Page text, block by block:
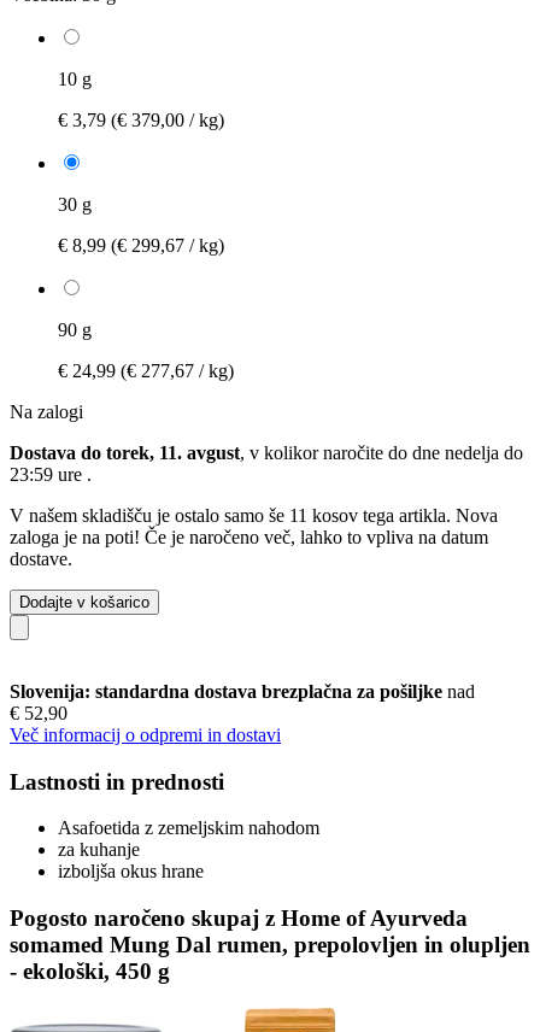
10 g
€ 3,79 (€ 379,00 / kg)
30 g
€ 8,99 (€ 299,67 / kg)
90 g
€ 24,99 (€ 277,67 / kg)
Na zalogi
Dostava do torek, 11. avgust, v kolikor naročite do dne nedelja do
23:59 ure .
V našem skladišču je ostalo samo še 11 kosov tega artikla. Nova
zaloga je na poti! Če je naročeno več, lahko to vpliva na datum
dostave.
Dodajte v košarico
Slovenija: standardna dostava brezplačna za pošiljke nad
€ 52,90
Več informacij o odpremi in dostavi
Lastnosti in prednosti
Asafoetida z zemeljskim nahodom
za kuhanje
izboljša okus hrane
Pogosto naročeno skupaj z Home of Ayurveda
somamed Mung Dal rumen, prepolovljen in olupljen
- ekološki, 450 g